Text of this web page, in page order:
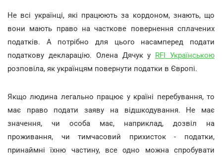
Не всі українці, які працюють за кордоном, знають, що
вони мають право на часткове повернення сплачених
податків. А потрібно для цього насамперед подати
податкову декларацію. Олена Дячук у RFI Українською
розповіла, як українцям повернути податки в Європі.
Якщо людина легально працює у країні перебування, то
має право подати заяву на відшкодування. Не має
значення, чи особа має, наприклад, дозвіл на
проживання, чи тимчасовий прихисток - податки,
принаймні їхню частину, все одно можна спробувати